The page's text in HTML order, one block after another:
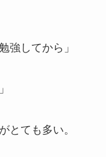
強してから」
とても多い。